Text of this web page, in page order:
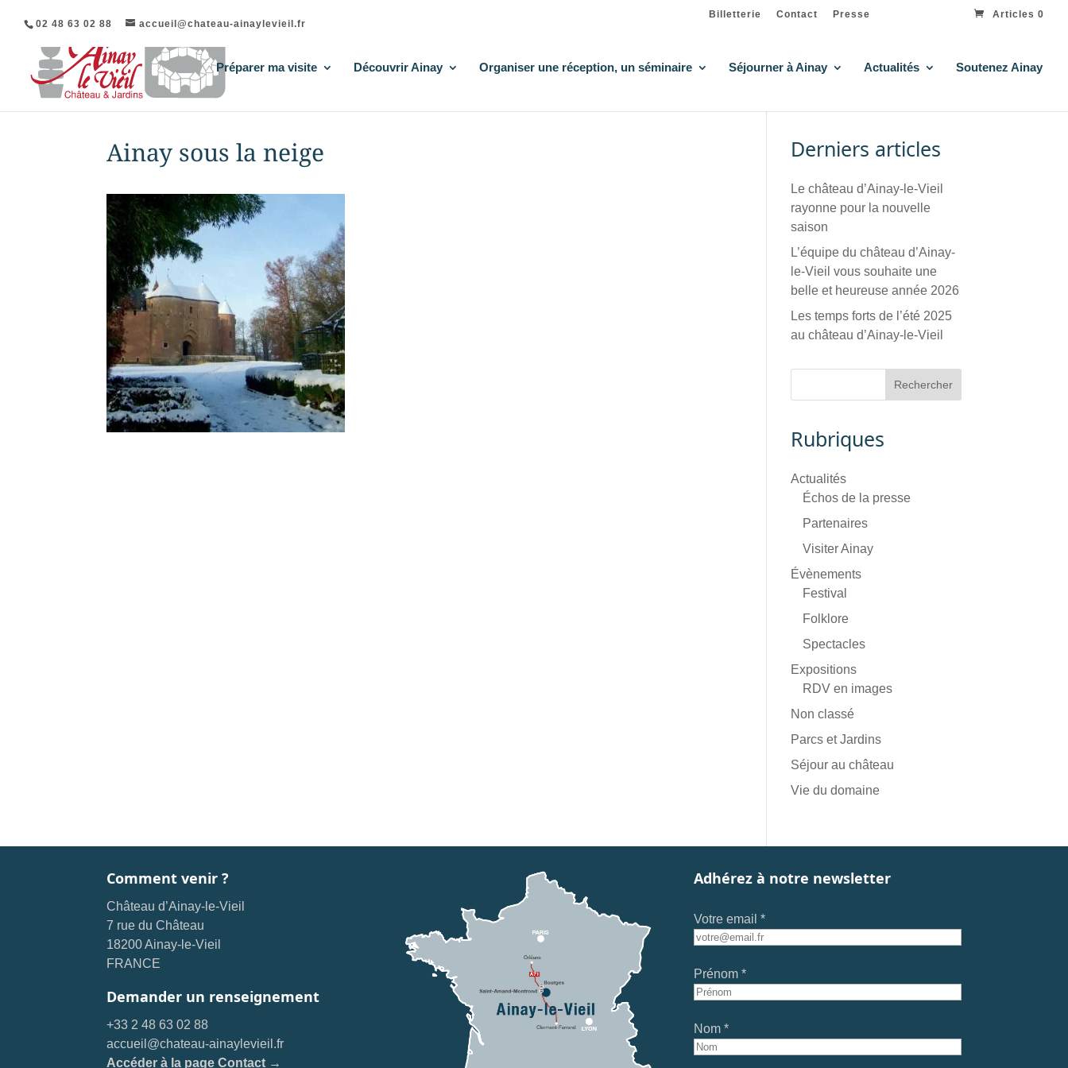
02 48 63 02 88 accueil@chateau-ainaylevieil.fr
Billetterie Contact Presse Articles 0
Préparer ma visite Découvrir Ainay Organiser une réception, un séminaire Séjourner à Ainay Actualités Soutenez Ainay
Ainay sous la neige Derniers articles
Le château d’Ainay-le-Vieil
rayonne pour la nouvelle
saison
L’équipe du château d’Ainay-
le-Vieil vous souhaite une
belle et heureuse année 2026
Les temps forts de l’été 2025
au château d’Ainay-le-Vieil
Rubriques
Actualités
Échos de la presse
Partenaires
Visiter Ainay
Évènements
Festival
Folklore
Spectacles
Expositions
RDV en images
Non classé
Parcs et Jardins
Séjour au château
Vie du domaine
Comment venir ?
Château d’Ainay-le-Vieil
7 rue du Château
18200 Ainay-le-Vieil
FRANCE
Demander un renseignement
+33 2 48 63 02 88
accueil@chateau-ainaylevieil.fr
Accéder à la page Contact →
Adhérez à notre newsletter
Votre email *
Prénom *
Nom *